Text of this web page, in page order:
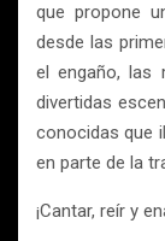
que propone
desde las
el engaño, las
divertidas
conocidas que
en parte de la
¡Cantar, reír y